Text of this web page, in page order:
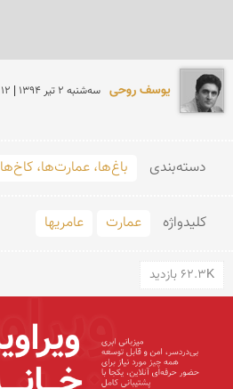
یوسف روحی سه‌شنبه 2 تير 1394 | 12 سال پیش
دسته‌بندی باغ‌ها، عمارت‌ها، کاخ‌ها
کلید‌واژه عمارت عامریها
62.3K بازدید